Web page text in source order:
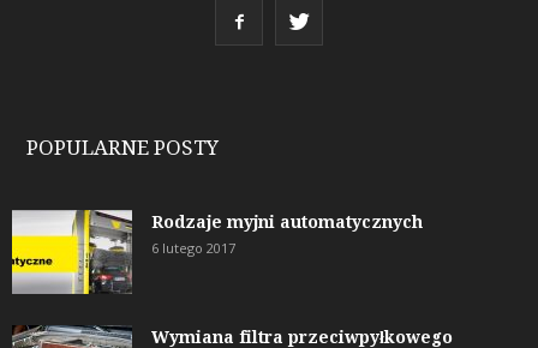
POPULARNE POSTY
Rodzaje myjni automatycznych
6 lutego 2017
Wymiana filtra przeciwpyłkowego